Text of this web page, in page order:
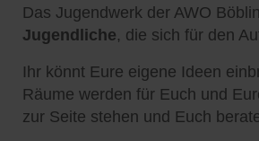
Das Jugendwerk der AWO
Jugendliche, die sich für den
Ihr könnt Eure eigene Ideen
Räume werden für Euch und
zur Seite stehen und Euch